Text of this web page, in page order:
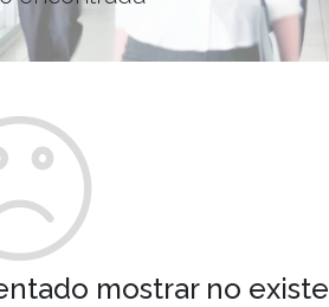
mostrar no existe